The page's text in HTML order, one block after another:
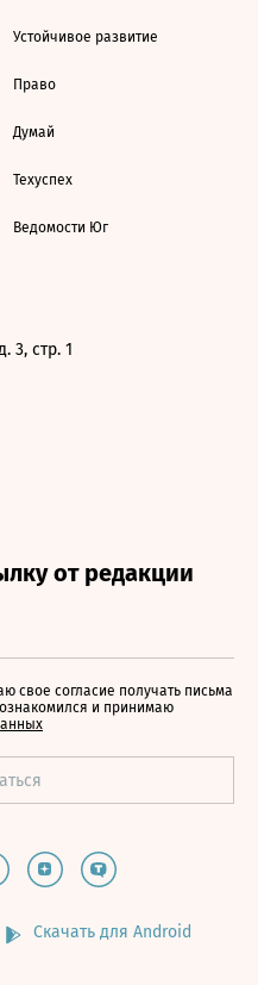
Устойчивое развитие
Право
Думай
Техуспех
Ведомости Юг
3, стр. 1
свое согласие получать письма
и принимаю
Скачать для Android